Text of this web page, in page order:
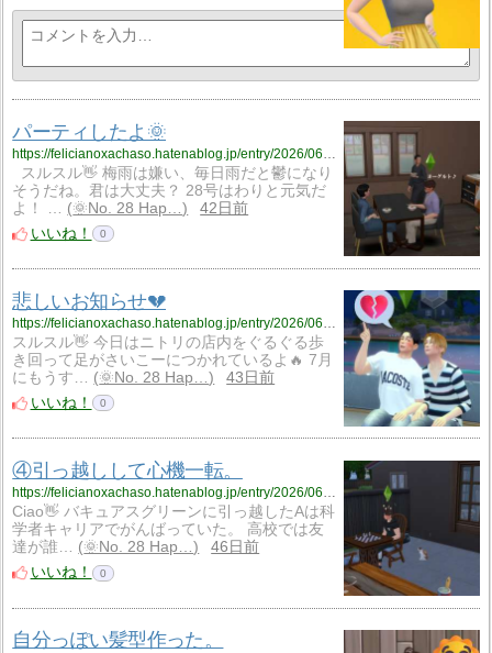
パーティしたよ🌞
スルスル👋 梅雨は嫌い、毎日雨だと鬱になり
そうだね。君は大丈夫？ 28号はわりと元気だ
よ！ …
🌞No. 28 Hap…
42日前
いいね！
0
悲しいお知らせ💔
https://felicianoxachaso.hatenablog.jp/entry/2026/06/24/204708
スルスル👋 今日はニトリの店内をぐるぐる歩
き回って足がさいこーにつかれているよ🔥 7月
にもうす…
🌞No. 28 Hap…
43日前
いいね！
0
④引っ越しして心機一転。
https://felicianoxachaso.hatenablog.jp/entry/2026/06/21/225223
Ciao👋 バキュアスグリーンに引っ越したAは科
学者キャリアでがんばっていた。 高校では友
達が誰…
🌞No. 28 Hap…
46日前
いいね！
0
自分っぽい髪型作った。